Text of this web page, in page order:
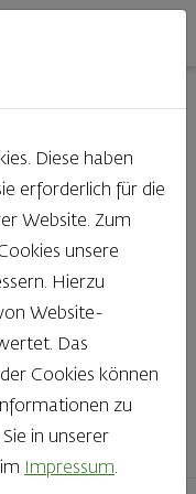
& Gebäck die Qual
so großer Wert
gelegt wird, wie bei
das seinen
man einfach!
Diese haben
erforderlich für die
Website. Zum
unsere
Hierzu
Website-
Das
Cookies können
zu
in unserer
Impressum.